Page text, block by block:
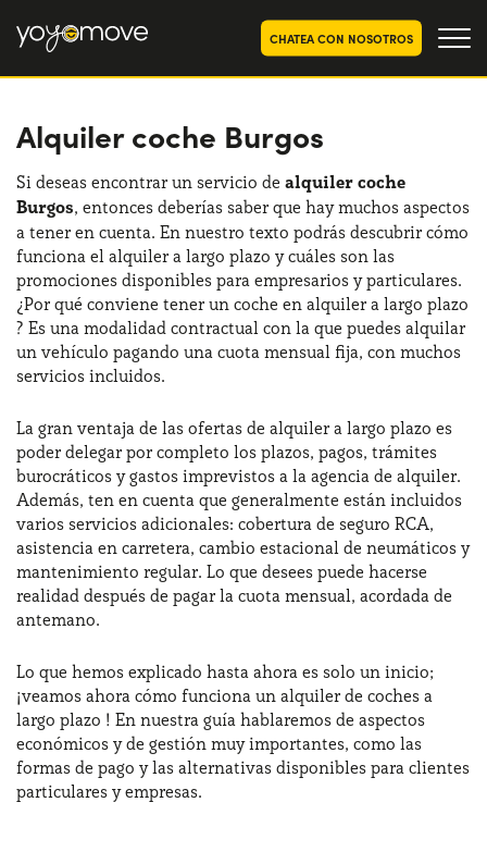
CHATEA CON NOSOTROS
OFERTAS RENTING COCHES
Autónomos y Empresas
OFERTAS RENTING
SEGUNDA MANO
RENTING COCHES POR MESES
YoyoNow
QUIENES SOMOS
Nuestra historia
Trabaja con nosotros
CÓMO FUNCIONA
ELIGE UN PAÍS
¿Necesitas ayuda? +34672028071
Alquiler coche Burgos
Si deseas encontrar un servicio de alquiler coche
Burgos, entonces deberías saber que hay muchos aspectos
a tener en cuenta. En nuestro texto podrás descubrir cómo
funciona el alquiler a largo plazo y cuáles son las
promociones disponibles para empresarios y particulares.
¿Por qué conviene tener un coche en alquiler a largo plazo
? Es una modalidad contractual con la que puedes alquilar
un vehículo pagando una cuota mensual fija, con muchos
servicios incluidos.
La gran ventaja de las ofertas de alquiler a largo plazo es
poder delegar por completo los plazos, pagos, trámites
burocráticos y gastos imprevistos a la agencia de alquiler.
Además, ten en cuenta que generalmente están incluidos
varios servicios adicionales: cobertura de seguro RCA,
asistencia en carretera, cambio estacional de neumáticos y
mantenimiento regular. Lo que desees puede hacerse
realidad después de pagar la cuota mensual, acordada de
antemano.
Lo que hemos explicado hasta ahora es solo un inicio;
¡veamos ahora cómo funciona un alquiler de coches a
largo plazo ! En nuestra guía hablaremos de aspectos
económicos y de gestión muy importantes, como las
formas de pago y las alternativas disponibles para clientes
particulares y empresas.